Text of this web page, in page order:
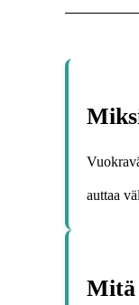
auttaa
Mitä